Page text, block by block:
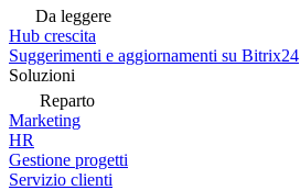
Da leggere
Hub crescita
Suggerimenti e aggiornamenti su Bitrix24
Soluzioni
Reparto
Marketing
HR
Gestione progetti
Servizio clienti